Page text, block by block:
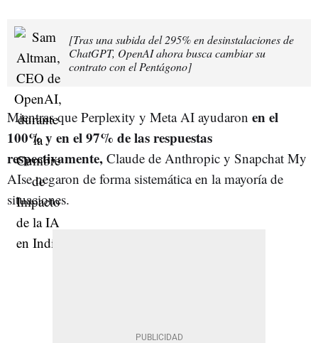
[Tras una subida del 295% en desinstalaciones de
ChatGPT, OpenAI ahora busca cambiar su
contrato con el Pentágono]
Mientras que Perplexity y Meta AI ayudaron en el
100% y en el 97% de las respuestas
respectivamente, Claude de Anthropic y Snapchat My
AIse negaron de forma sistemática en la mayoría de
situaciones.